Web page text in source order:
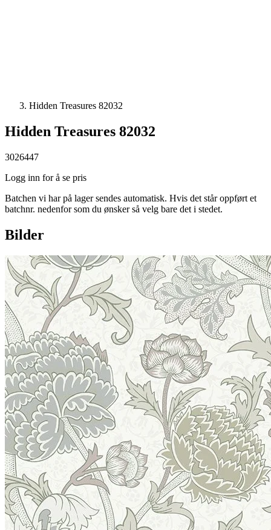
Hidden Treasures 82032
Hidden Treasures 82032
3026447
Logg inn for å se pris
Batchen vi har på lager sendes automatisk. Hvis det står oppført et
batchnr. nedenfor som du ønsker så velg bare det i stedet.
Bilder